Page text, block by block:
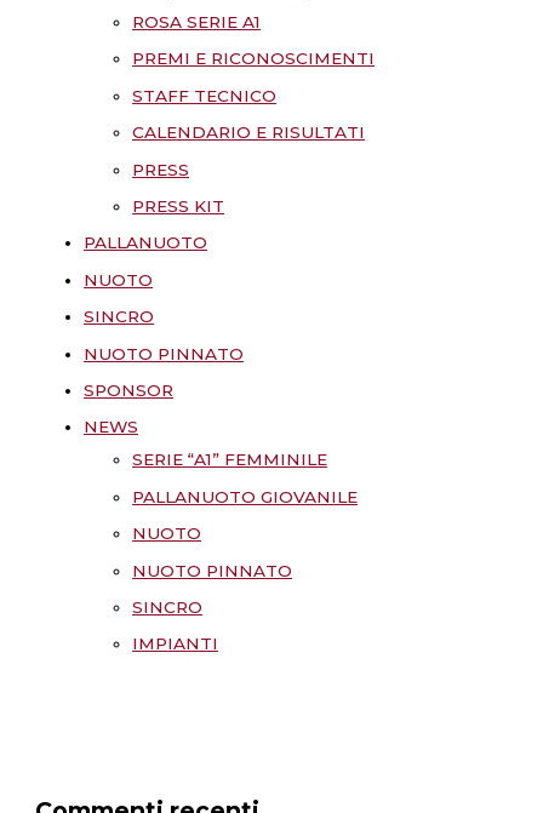
ROSA SERIE A1
PREMI E RICONOSCIMENTI
STAFF TECNICO
CALENDARIO E RISULTATI
PRESS
PRESS KIT
PALLANUOTO
NUOTO
SINCRO
NUOTO PINNATO
SPONSOR
NEWS
SERIE “A1” FEMMINILE
PALLANUOTO GIOVANILE
NUOTO
NUOTO PINNATO
SINCRO
IMPIANTI